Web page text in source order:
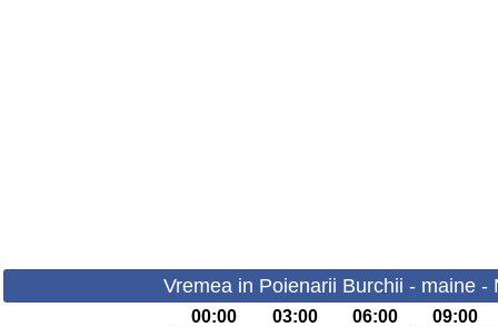
Vremea in Poienarii Burchii - maine -
00:00 03:00 06:00 09:00